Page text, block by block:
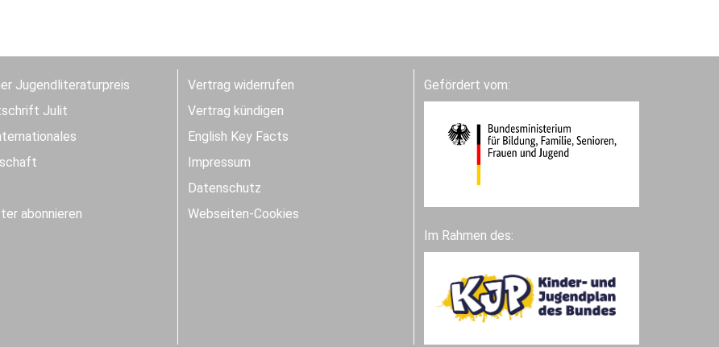
Jugendliteraturpreis
Julit
abonnieren
Vertrag widerrufen
Vertrag kündigen
English Key Facts
Impressum
Datenschutz
Webseiten-Cookies
Gefördert vom:
Im Rahmen des: